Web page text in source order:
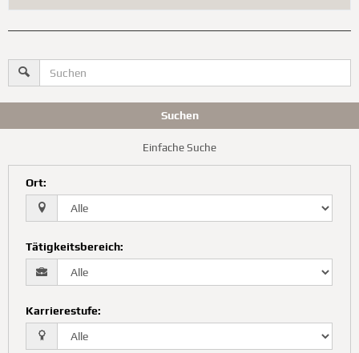
Suchen
Einfache Suche
Ort:
Tätigkeitsbereich:
Karrierestufe: